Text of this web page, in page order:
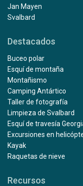
Jan Mayen
Svalbard
Destacados
Buceo polar
Esquí de montaña
Montañismo
Camping Antártico
Taller de fotografía
Limpieza de Svalbard
Esquí de travesía
Excursiones en
Kayak
Raquetas de nieve
Recursos